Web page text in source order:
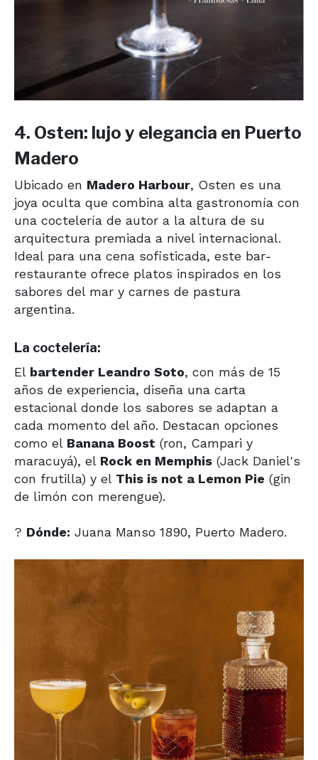
4. Osten: lujo y elegancia en Puerto
Madero
Ubicado en Madero Harbour, Osten es una
joya oculta que combina alta gastronomía con
una coctelería de autor a la altura de su
arquitectura premiada a nivel internacional.
Ideal para una cena sofisticada, este bar-
restaurante ofrece platos inspirados en los
sabores del mar y carnes de pastura
argentina.
La coctelería:
El bartender Leandro Soto, con más de 15
años de experiencia, diseña una carta
estacional donde los sabores se adaptan a
cada momento del año. Destacan opciones
como el Banana Boost (ron, Campari y
maracuyá), el Rock en Memphis (Jack Daniel's
con frutilla) y el This is not a Lemon Pie (gin
de limón con merengue).
? Dónde: Juana Manso 1890, Puerto Madero.